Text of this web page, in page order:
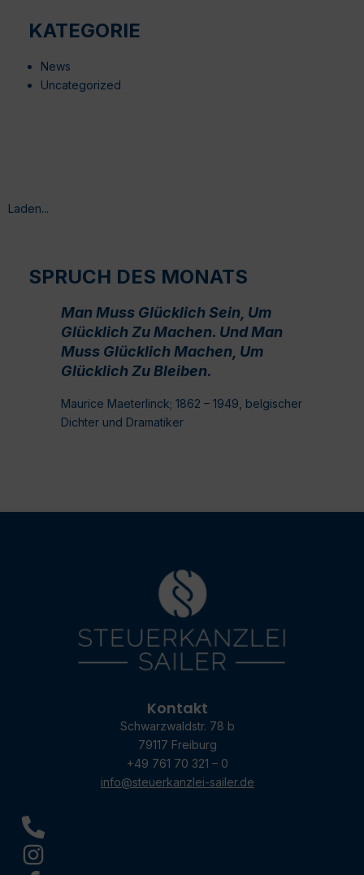
KATEGORIE
News
Uncategorized
Laden...
SPRUCH DES MONATS
Man Muss Glücklich Sein, Um
Glücklich Zu Machen. Und Man
Muss Glücklich Machen, Um
Glücklich Zu Bleiben.
Maurice Maeterlinck; 1862 – 1949, belgischer
Dichter und Dramatiker
Kontakt
Schwarzwaldstr. 78 b
79117 Freiburg
+49 761 70 321 – 0
info@steuerkanzlei-sailer.de